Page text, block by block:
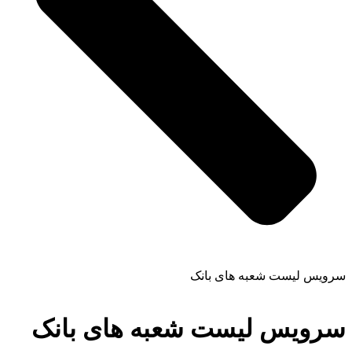
سرویس لیست شعبه های بانک
سرویس لیست شعبه های بانک